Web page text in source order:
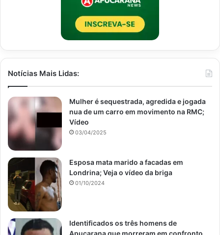
Notícias Mais Lidas:
Mulher é sequestrada, agredida e jogada
nua de um carro em movimento na RMC;
Vídeo
03/04/2025
Esposa mata marido a facadas em
Londrina; Veja o vídeo da briga
01/10/2024
Identificados os três homens de
Apucarana que morreram em confronto